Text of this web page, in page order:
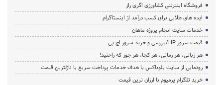
فروشگاه اینترنتی کشاورزی اگری راز
ایده های طلایی برای کسب درآمد از اینستاگرام
خدمات سایت انجام پروژه ماهان
قیمت سرور HP/بررسی و خرید سرور اچ پی
هر زبانی، هر زمانی، هر کجا، هر جور که راحتید!
رونمایی از سایت بلوباکس با هدف خدمات پرداخت سریع با نازلترین قیمت
خرید تلگرام پرمیوم با ارزان ترین قیمت